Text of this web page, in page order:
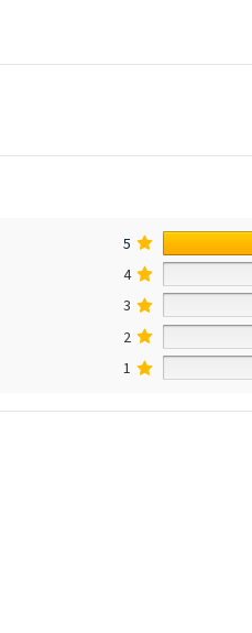
5
4
3
2
1